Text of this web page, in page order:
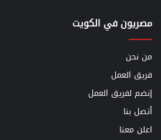
مصريون في الكويت
من نحن
فريق العمل
إنضم لفريق العمل
أتصل بنا
اعلن معنا